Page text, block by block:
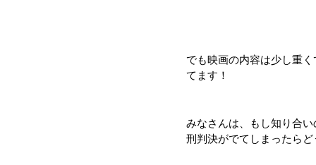
でも映画の内容は少し重
てます！
みなさんは、もし知り合
刑判決がでてしまったら